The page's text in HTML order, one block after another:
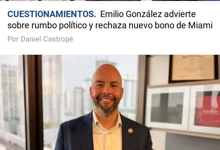
CUESTIONAMIENTOS
Emilio González advierte
sobre rumbo político y rechaza nuevo bono de Miami
Por Daniel Castropé